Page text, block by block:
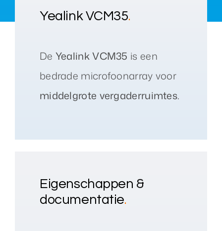
Yealink VCM35.
De Yealink VCM35 is een
bedrade microfoonarray voor
middelgrote vergaderruimtes.
Eigenschappen &
documentatie.